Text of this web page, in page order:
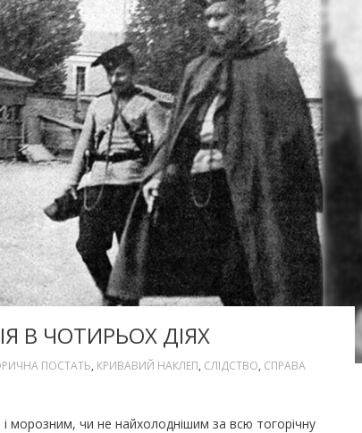
В ЧОТИРЬОХ ДІЯХ
ПОСТАТЬ, КРИВАВИЙ НАКЛЕП, СЛІДСТВО, СПРАВА
морозним, чи не найхолоднішим за всю тогорічну